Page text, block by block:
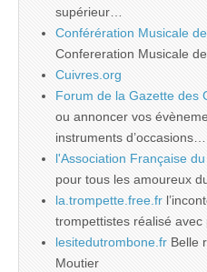
supérieur…
Conférération Musicale
Confereration Musicale
Cuivres.org
Forum de la Gazette des
ou annoncer vos
instruments d’occasions…
l'Association Française
pour tous les amoureux
la.trompette.free.fr
trompettistes réalisé
lesitedutrombone.fr Belle
Moutier